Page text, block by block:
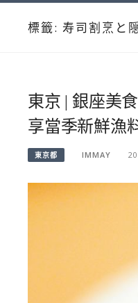
標籤: 寿司割烹と
東京 | 銀座美
享當季新鮮漁
東京都 IMMAY